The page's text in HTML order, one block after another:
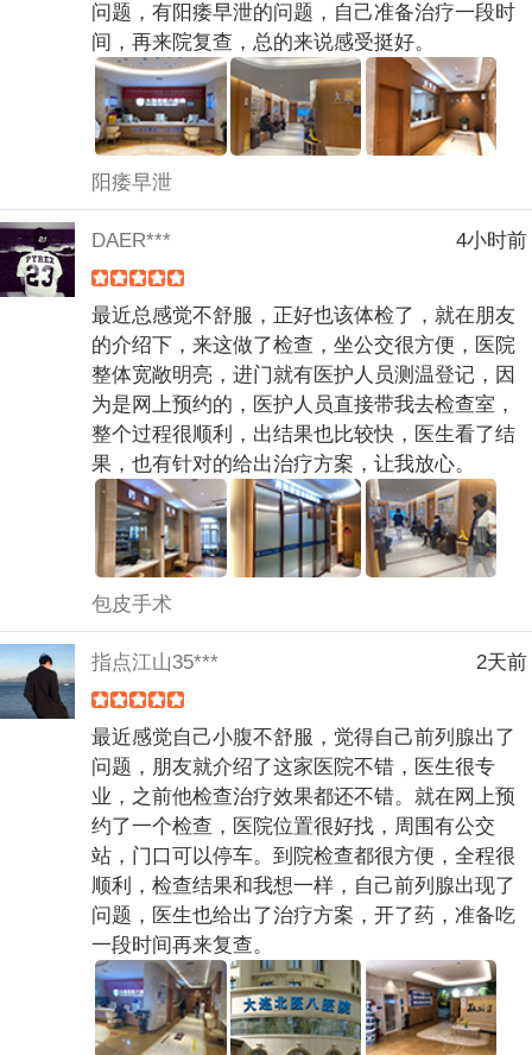
问题，有阳痿早泄的问题，自己准备治疗一段时
间，再来院复查，总的来说感受挺好。
阳痿早泄
DAER*** 4小时前
最近总感觉不舒服，正好也该体检了，就在朋友
的介绍下，来这做了检查，坐公交很方便，医院
整体宽敞明亮，进门就有医护人员测温登记，因
为是网上预约的，医护人员直接带我去检查室，
整个过程很顺利，出结果也比较快，医生看了结
果，也有针对的给出治疗方案，让我放心。
包皮手术
指点江山35*** 2天前
最近感觉自己小腹不舒服，觉得自己前列腺出了
问题，朋友就介绍了这家医院不错，医生很专
业，之前他检查治疗效果都还不错。就在网上预
约了一个检查，医院位置很好找，周围有公交
站，门口可以停车。到院检查都很方便，全程很
顺利，检查结果和我想一样，自己前列腺出现了
问题，医生也给出了治疗方案，开了药，准备吃
一段时间再来复查。